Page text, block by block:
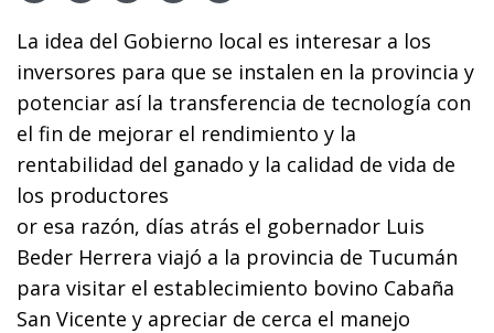
La idea del Gobierno local es interesar a los
inversores para que se instalen en la provincia y
potenciar así la transferencia de tecnología con
el fin de mejorar el rendimiento y la
rentabilidad del ganado y la calidad de vida de
los productores
or esa razón, días atrás el gobernador Luis
Beder Herrera viajó a la provincia de Tucumán
para visitar el establecimiento bovino Cabaña
San Vicente y apreciar de cerca el manejo